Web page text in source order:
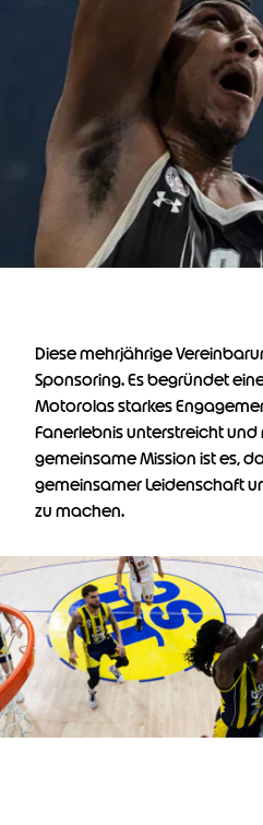
Diese mehrjährige
Sponsoring. Es begründet
Motorolas starkes
Fanerlebnis unterstreicht und
gemeinsame Mission ist es,
gemeinsamer Leidenschaft
zu machen.